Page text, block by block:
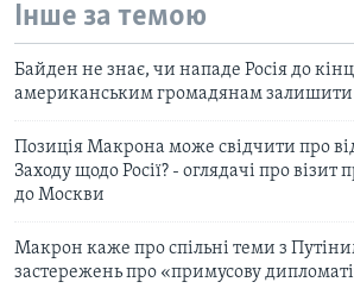
Інше за темою
Байден не знає, чи нападе Росія до
американським громадянам залишити
Позиція Макрона може свідчити про
Заходу щодо Росії? - оглядачі про візит
до Москви
Макрон каже про спільні теми з
застережень про «примусову